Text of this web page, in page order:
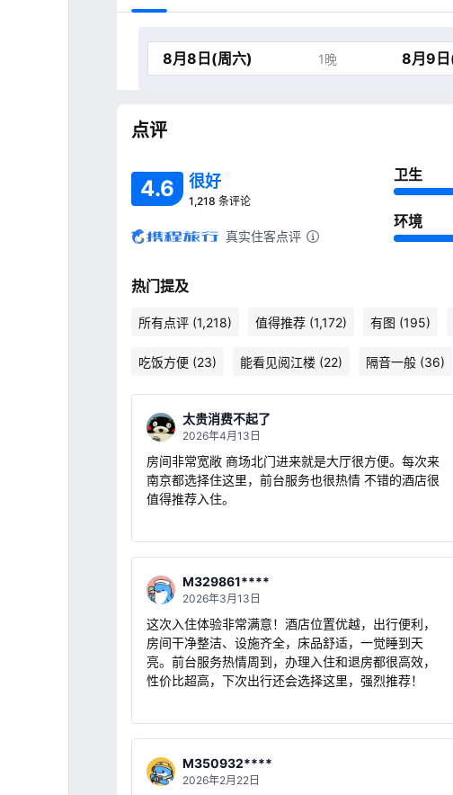
1晚
点评
4.6 很好
1,218 条评论
真实住客点评
卫生
环境
热门提及
所有点评 (1,218) 值得推荐 (1,172) 有图 (195)
吃饭方便 (23) 能看见阅江楼 (22) 隔音一般 (36)
太贵消费不起了
2026年4月13日
房间非常宽敞 商场北门进来就是大厅很方便。每次来
南京都选择住这里，前台服务也很热情 不错的酒店很
值得推荐入住。
M329861****
2026年3月13日
这次入住体验非常满意！酒店位置优越，出行便利，
房间干净整洁、设施齐全，床品舒适，一觉睡到天
亮。前台服务热情周到，办理入住和退房都很高效，
性价比超高，下次出行还会选择这里，强烈推荐！
M350932****
2026年2月22日